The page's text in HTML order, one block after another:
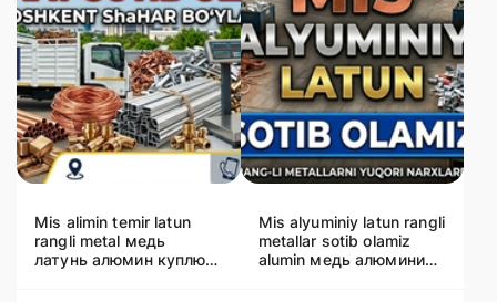
Mis alimin temir latun
rangli metal медь
латунь алюмин куплю
Mis alyuminiy latun rangli
metallar sotib olamiz
alumin медь алюминий